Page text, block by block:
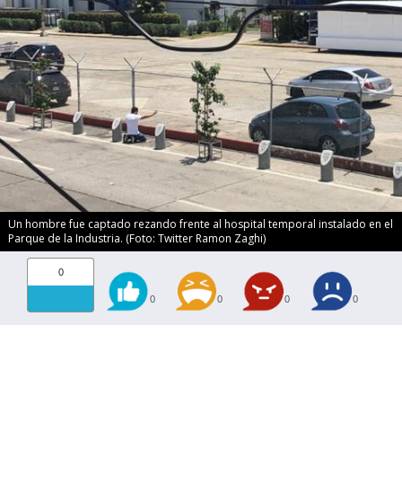
Un hombre fue captado rezando frente al hospital temporal instalado en el
Parque de la Industria. (Foto: Twitter Ramon Zaghi)
0
0 0 0 0